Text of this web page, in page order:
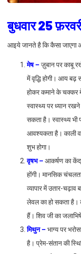
बुधवार 25
आइये जानते है कि कैसा जाएगा
मेष – ज़ुबान पर काबू
में वृद्धि होगी। आय बढ़
होकर कमाने के चक्कर
स्वास्थ्य पर ध्यान
सकता है। स्वास्थ्य भी
आवश्यकता है। काली
शुभ होगा।
वृषभ – आकर्षण का
होंगी। मानसिक
व्यापार में उतार-
लेवल का हो सकता है।
हैं। शिव जी का
मिथुन – भाग्य पर
है। प्रेम-संतान की